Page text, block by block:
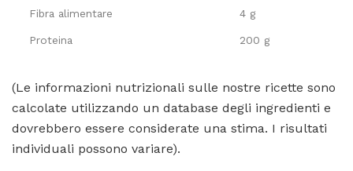
Fibra alimentare 4 g
Proteina 200 g
(Le informazioni nutrizionali sulle nostre ricette sono
calcolate utilizzando un database degli ingredienti e
dovrebbero essere considerate una stima. I risultati
individuali possono variare).